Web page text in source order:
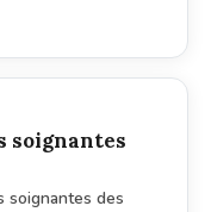
soignantes
soignantes des